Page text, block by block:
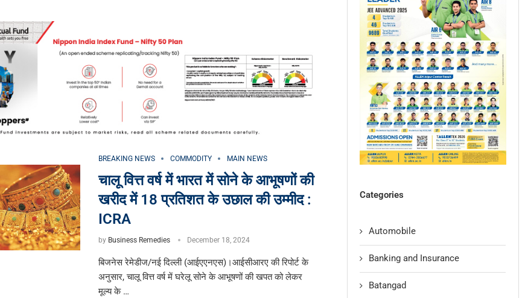
BREAKING NEWS COMMODITY MAIN NEWS
चालू वित्त वर्ष में भारत में सोने के आभूषणों की
खरीद में 18 प्रतिशत के उछाल की उम्मीद :
ICRA
by Business Remedies December 18, 2024
बिजनेस रेमेडीज/नई दिल्ली (आईएएनएस)।आईसीआरए की रिपोर्ट के
अनुसार, चालू वित्त वर्ष में घरेलू सोने के आभूषणों की खपत को लेकर
मूल्य के …
Categories
Automobile
Banking and Insurance
Batangad